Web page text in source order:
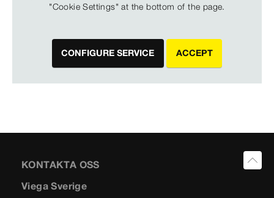
"Cookie Settings" at the bottom of the page.
CONFIGURE SERVICE ACCEPT
KONTAKTA OSS
Viega Sverige